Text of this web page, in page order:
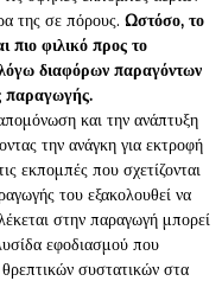
της σε πόρους. Ωστόσο, το
πιο φιλικό προς το
λόγω διαφόρων παραγόντων
παραγωγής.
και την ανάπτυξη
την ανάγκη για εκτροφή
εκπομπές που σχετίζονται
του εξακολουθεί να
στην παραγωγή μπορεί
εφοδιασμού που
συστατικών στα